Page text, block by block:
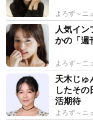
よろず～ニ
人気イ
かの「週
よろず～ニ
天木じ
したその
活期待
よろず～ニ